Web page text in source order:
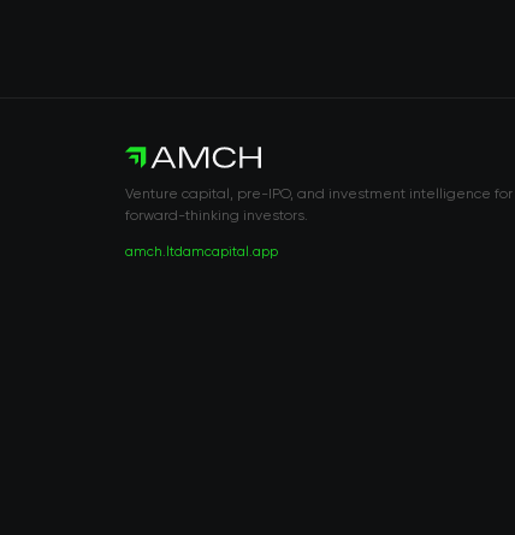
Venture capital, pre-IPO, and investment intelligence for
forward-thinking investors.
amch.ltdamcapital.app